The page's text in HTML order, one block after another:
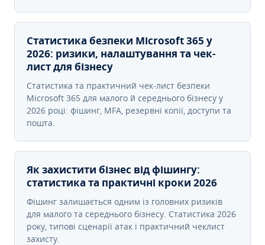
Статистика безпеки Microsoft 365 у
2026: ризики, налаштування та чек-
лист для бізнесу
Статистика та практичний чек-лист безпеки
Microsoft 365 для малого й середнього бізнесу у
2026 році: фішинг, MFA, резервні копії, доступи та
пошта.
Як захистити бізнес від фішингу:
статистика та практичні кроки 2026
Фішинг залишається одним із головних ризиків
для малого та середнього бізнесу. Статистика 2026
року, типові сценарії атак і практичний чеклист
захисту.